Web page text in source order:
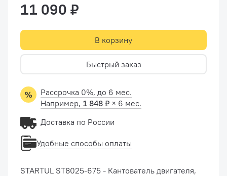
STARTUL ST8025-675 - Кантователь двигателя,
11 090 ₽
В корзину
Быстрый заказ
Рассрочка 0%, до 6 мес.
Например, 1 848 ₽ × 6 мес.
Доставка по России
Удобные способы оплаты